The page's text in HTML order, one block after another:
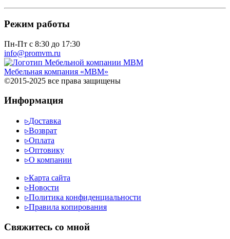
Режим работы
Пн-Пт с 8:30 до 17:30
info@promvm.ru
Мебельная компания «МВМ»
©2015-2025 все права защищены
Информация
▹Доставка
▹Возврат
▹Оплата
▹Оптовику
▹О компании
▹Карта сайта
▹Новости
▹Политика конфиденциальности
▹Правила копирования
Cвяжитесь со мной